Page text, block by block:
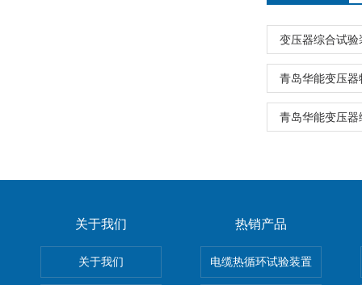
变压器综合试
青岛华能变压
青岛华能变压
关于我们
关于我们
热销产品
电缆热循环试验装置